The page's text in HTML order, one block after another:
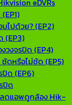
eDVRs
ไปด้วย? (EP2)
(EP3)
วงจรปิด (EP4)
ดหรือไม่ชัด (EP5)
ปิด (EP6)
ปิด
ลดแอพดูกล้อง Hik-